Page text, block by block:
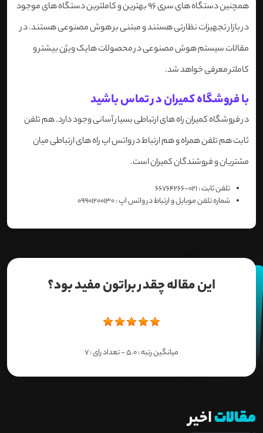
همچنین دستگاه های سری 96 بهترین و کاملترین دستگاه های موجود
در بازار تجهیزات نظارتی هستند و مبتنی بر هوش مصنوعی هستند. در
مقالات سیستم هوش مصنوعی در محصولات هایک ویژن بیشتر و
کاملتر معرفی خواهد شد.
با فروشگاه کمیران در تماس باشید
در فروشگاه کمیران راه های ارتباطی بسیار آسانی وجود دارد. هم تلفن
ثابت هم تلفن همراه و هم ارتباط در واتس اپ راه های ارتباطی میان
مشتریان و فروشندگان کمیران است.
تلفن ثابت : 021-66764266
شماره تلفن موبایل و ارتباط در واتس اپ : 09901200130
این مقاله چقدر براتون مفید بود؟
میانگین رتبه :5.0- تعداد رای :7
مقالاتاخیر